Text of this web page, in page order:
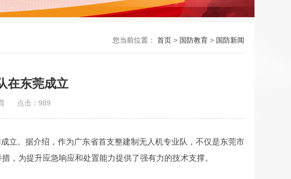
您当前位置： 首页 > 国防教育 > 国防新闻
在东莞成立
点击： 989
立。据介绍，作为广东省首支整建制无人机专业队，不仅是东莞市
，为提升应急响应和处置能力提供了强有力的技术支撑。